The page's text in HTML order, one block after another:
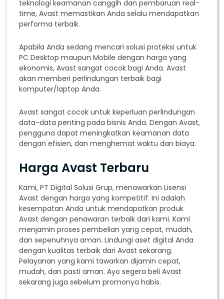
teknologi keamanan canggih dan pembaruan real-
time, Avast memastikan Anda selalu mendapatkan
performa terbaik.
Apabila Anda sedang mencari solusi proteksi untuk
PC Desktop maupun Mobile dengan harga yang
ekonomis, Avast sangat cocok bagi Anda. Avast
akan memberi perlindungan terbaik bagi
komputer/laptop Anda.
Avast sangat cocok untuk keperluan perlindungan
data-data penting pada bisnis Anda. Dengan Avast,
pengguna dapat meningkatkan keamanan data
dengan efisien, dan menghemat waktu dan biaya.
Harga Avast Terbaru
Kami, PT Digital Solusi Grup, menawarkan Lisensi
Avast dengan harga yang kompetitif. Ini adalah
kesempatan Anda untuk mendapatkan produk
Avast dengan penawaran terbaik dari kami. Kami
menjamin proses pembelian yang cepat, mudah,
dan sepenuhnya aman. Lindungi aset digital Anda
dengan kualitas terbaik dari Avast sekarang.
Pelayanan yang kami tawarkan dijamin cepat,
mudah, dan pasti aman. Ayo segera beli Avast
sekarang juga sebelum promonya habis.